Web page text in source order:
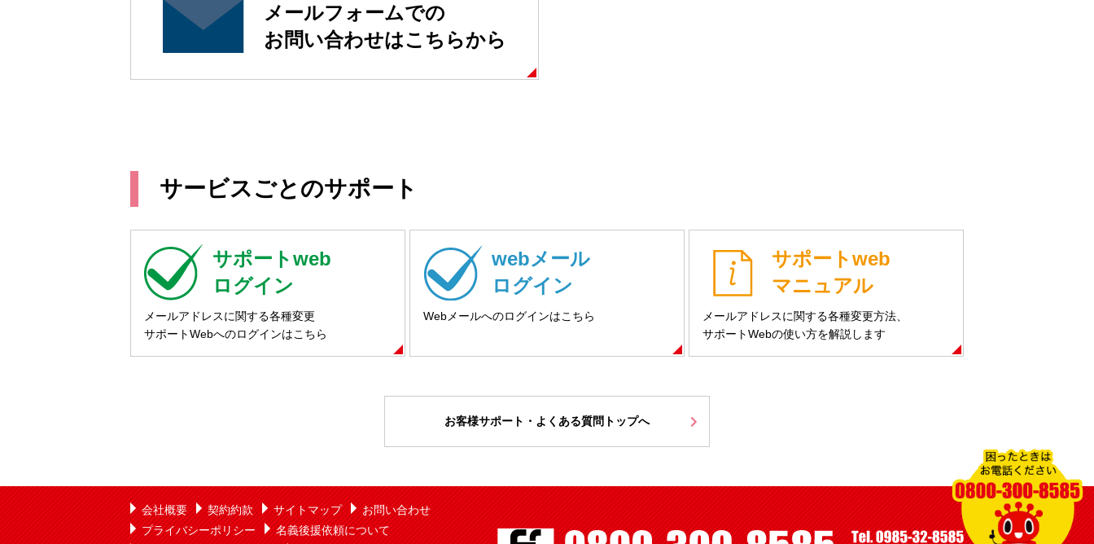
メールフォームでの
お問い合わせはこちらから
サービスごとのサポート
サポートweb
ログイン
メールアドレスに関する各種変更
サポートWebへのログインはこちら
webメール
ログイン
Webメールへのログインはこちら
サポートweb
マニュアル
メールアドレスに関する各種変更方法、
サポートWebの使い方を解説します
お客様サポート・よくある質問トップへ
会社概要 契約約款 サイトマップ
お問い合わせ
プライバシーポリシー
名義後援依頼について